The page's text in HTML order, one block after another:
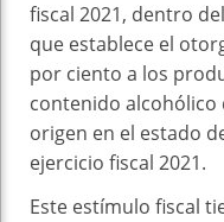
fiscal 2021, dentro
que establece el
por ciento a los
contenido
origen en el estado
ejercicio fiscal 2021.
Este estímulo fiscal